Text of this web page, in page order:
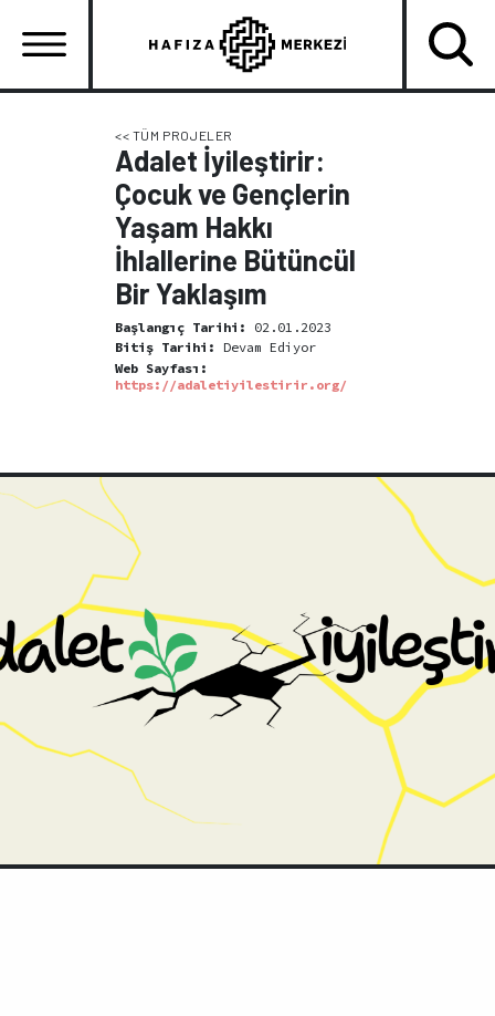
atla
<< TÜM PROJELER
Adalet İyileştirir:
Çocuk ve Gençlerin
Yaşam Hakkı
İhlallerine Bütüncül
Bir Yaklaşım
Başlangıç Tarihi:
02.01.2023
Bitiş Tarihi:
Devam Ediyor
Web Sayfası:
https://adaletiyilestirir.org/